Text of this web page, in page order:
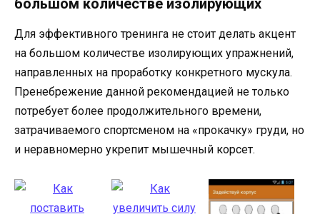
большом количестве изолирующих
Для эффективного тренинга не стоит делать акцент
на большом количестве изолирующих упражнений,
направленных на проработку конкретного мускула.
Пренебрежение данной рекомендацией не только
потребует более продолжительного времени,
затрачиваемого спортсменом на «прокачку» груди, но
и неравномерно укрепит мышечный корсет.